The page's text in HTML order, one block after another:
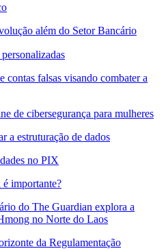
além do Setor Bancário
contas falsas visando combater a
de cibersegurança para mulheres
a estruturação de dados
no PIX
importante?
do The Guardian explora a
no Norte do Laos
da Regulamentação